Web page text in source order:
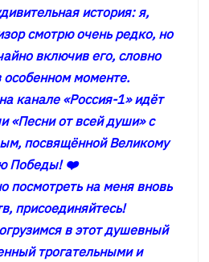
история: я,
смотрю очень редко, но
включив его, словно
особенном моменте.
канале «Россия-1» идёт
«Песни от всей души» с
посвящённой Великому
Победы! ❤️
посмотреть на меня вновь
присоединяйтесь!
в этот душевный
трогательными и